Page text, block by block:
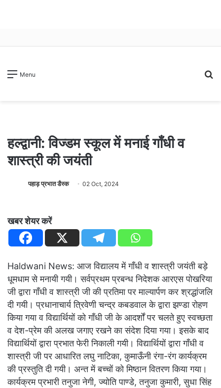
Menu
हल्द्वानी: विज्डम स्कूल में मनाई गाँधी व
शास्त्री की जयंती
पहाड़ प्रभात डैस्क 02 Oct, 2024
खबर शेयर करें
Haldwani News: आज विद्यालय में गाँधी व शास्त्री जयंती बड़े
धूमधाम से मनायी गयी। सर्वप्रथम प्रबन्ध निदेशक आरएस पोखरिया
जी द्वारा गाँधी व शास्त्री जी की प्रतिमा पर माल्यार्पण कर श्रद्धांजलि
दी गयी। प्रधानाचार्य त्रिवेणी चन्द्र कबडवाल के द्वारा झण्डा रोहण
किया गया व विद्यार्थियों को गाँधी जी के आदर्शों पर चलते हुए स्वच्छता
व देश-प्रेम की अलख जगाए रखने का संदेश दिया गया। इसके बाद
विद्यार्थियों द्वारा प्रभात फेरी निकाली गयी। विद्यार्थियों द्वारा गाँधी व
शास्त्री जी पर आधारित लघु नाटिका, कुमाऊँनी रंगा-रंग कार्यक्रम
की प्रस्तुति दी गयी। अन्त में बच्चों को मिष्ठान वितरण किया गया।
कार्यक्रम प्रभारी तनुजा नेगी, ज्योति पाण्डे, तनुजा कुमारी, सुधा सिंह